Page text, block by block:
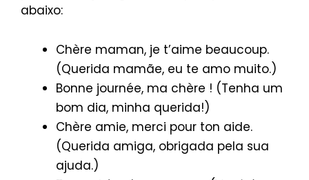
abaixo:
Chère maman, je t’aime beaucoup.
(Querida mamãe, eu te amo muito.)
Bonne journée, ma chère ! (Tenha um
bom dia, minha querida!)
Chère amie, merci pour ton aide.
(Querida amiga, obrigada pela sua
ajuda.)